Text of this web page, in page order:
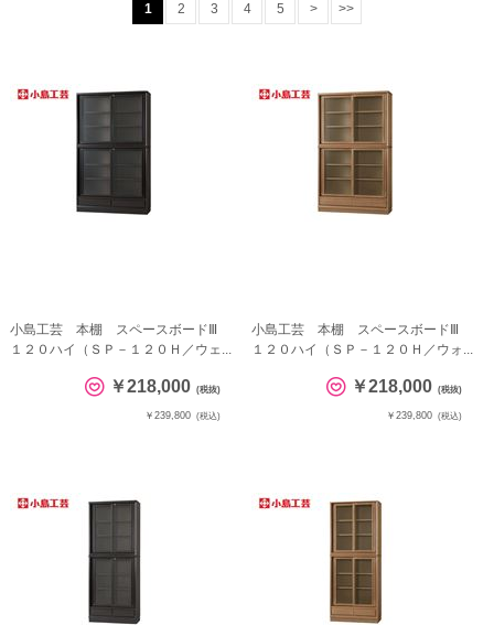
1 2 3 4 5 > >>
小島工芸 本棚 スペースボードⅢ
１２０ハイ（ＳＰ－１２０Ｈ／ウェ...
￥218,000 (税抜)
￥239,800 (税込)
小島工芸 本棚 スペースボードⅢ
１２０ハイ（ＳＰ－１２０Ｈ／ウォ...
￥218,000 (税抜)
￥239,800 (税込)